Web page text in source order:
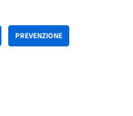
PREVENZIONE